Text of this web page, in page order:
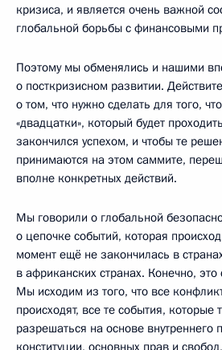
кризиса, и является очень важной
глобальной борьбы с финансовыми
Поэтому мы обменялись и нашими
о посткризисном развитии.
о том, что нужно сделать для того,
«двадцатки», который будет
закончился успехом, и чтобы те
принимаются на этом саммите,
вполне конкретных действий.
Мы говорили о глобальной
о цепочке событий, которая
момент ещё не закончилась в
в африканских странах. Конечно,
Мы исходим из того, что все
происходят, все те события, которые
разрешаться на основе внутреннего
конституции, основных прав и